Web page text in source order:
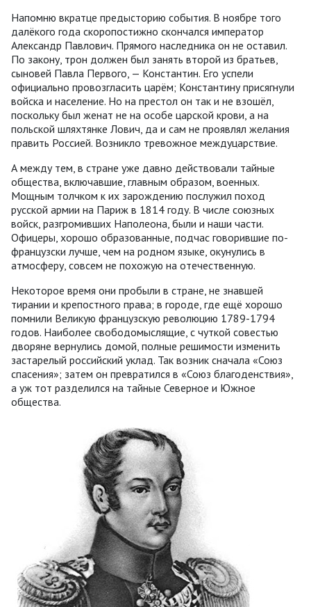
Напомню вкратце предысторию события. В ноябре того
далёкого года скоропостижно скончался император
Александр Павлович. Прямого наследника он не оставил.
По закону, трон должен был занять второй из братьев,
сыновей Павла Первого, — Константин. Его успели
официально провозгласить царём; Константину присягнули
войска и население. Но на престол он так и не взошёл,
поскольку был женат не на особе царской крови, а на
польской шляхтянке Лович, да и сам не проявлял желания
править Россией. Возникло тревожное междуцарствие.
А между тем, в стране уже давно действовали тайные
общества, включавшие, главным образом, военных.
Мощным толчком к их зарождению послужил поход
русской армии на Париж в 1814 году. В числе союзных
войск, разгромивших Наполеона, были и наши части.
Офицеры, хорошо образованные, подчас говорившие по-
французски лучше, чем на родном языке, окунулись в
атмосферу, совсем не похожую на отечественную.
Некоторое время они пробыли в стране, не знавшей
тирании и крепостного права; в городе, где ещё хорошо
помнили Великую французскую революцию 1789-1794
годов. Наиболее свободомыслящие, с чуткой совестью
дворяне вернулись домой, полные решимости изменить
застарелый российский уклад. Так возник сначала «Союз
спасения»; затем он превратился в «Союз благоденствия»,
а уж тот разделился на тайные Северное и Южное
общества.